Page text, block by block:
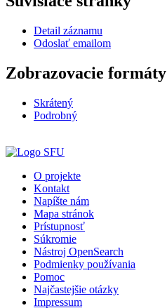
Detail záznamu
Odoslať emailom
Zobrazovacie formáty
Skrátený
Podrobný
O projekte
Kontakt
Napíšte nám
Mapa stránok
Prístupnosť
Súkromie
Nástroj OpenSearch
Podmienky používania
Pomoc
Najčastejšie otázky
Impressum